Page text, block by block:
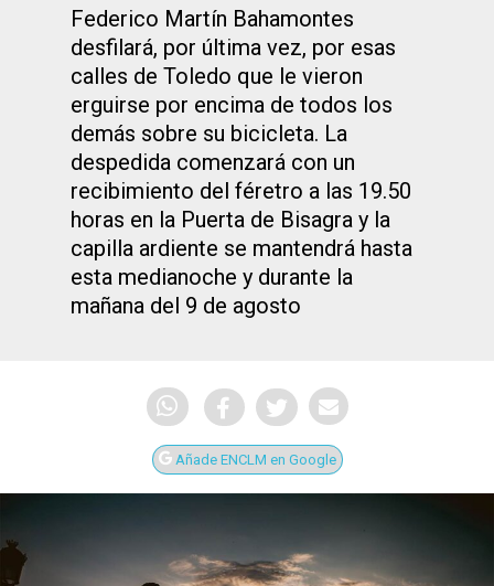
Federico Martín Bahamontes
desfilará, por última vez, por esas
calles de Toledo que le vieron
erguirse por encima de todos los
demás sobre su bicicleta. La
despedida comenzará con un
recibimiento del féretro a las 19.50
horas en la Puerta de Bisagra y la
capilla ardiente se mantendrá hasta
esta medianoche y durante la
mañana del 9 de agosto
Añade ENCLM en Google